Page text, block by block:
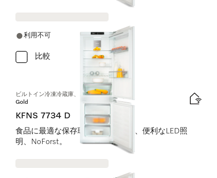
利用不可
比較
ビルトイン冷凍冷蔵庫、ニッチ高さ178 cm
Gold
KFNS 7734 D
食品に最適な保存環境 DynaCool、便利なLED照
明、NoForst。